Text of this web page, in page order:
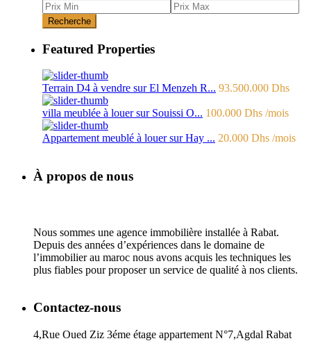
Recherche
Featured Properties
Terrain D4 à vendre sur El Menzeh R... 93.500.000 Dhs
villa meublée à louer sur Souissi O... 100.000 Dhs /mois
Appartement meublé à louer sur Hay ... 20.000 Dhs /mois
À propos de nous
Nous sommes une agence immobilière installée à Rabat.
Depuis des années d’expériences dans le domaine de
l’immobilier au maroc nous avons acquis les techniques les
plus fiables pour proposer un service de qualité à nos clients.
Contactez-nous
4,Rue Oued Ziz 3éme étage appartement N°7,Agdal Rabat